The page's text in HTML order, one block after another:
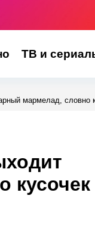
ТВ и
мармелад, словно
кусочек